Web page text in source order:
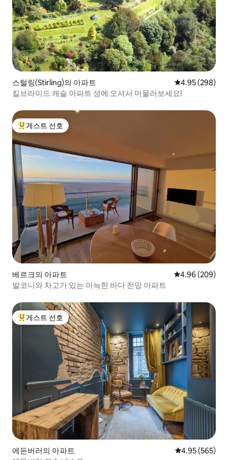
스털링(Stirling)의 아파트 평점 4.95점(5
4.95 (298)
킬브라이드 캐슬 아파트 성에 오셔서 머물러보세요!
상위 게스트 선호
게스트 선호
베르크의 아파트 평점 4.96점(5
4.96 (209)
발코니와 차고가 있는 아늑한 바다 전망 아파트
상위 게스트 선호
게스트 선호
에든버러의 아파트 평점 4.95점(5
4.95 (565)